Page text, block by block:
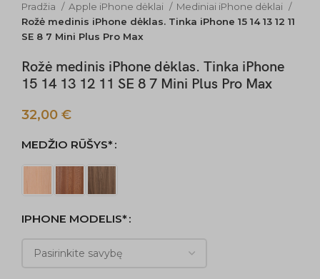
Pradžia Apple iPhone dėklai
Mediniai iPhone dėklai
Rožė medinis iPhone dėklas. Tinka iPhone 15 14 13 12 11
SE 8 7 Mini Plus Pro Max
Rožė medinis iPhone dėklas. Tinka iPhone
15 14 13 12 11 SE 8 7 Mini Plus Pro Max
32,00 €
MEDŽIO RŪŠYS*
IPHONE MODELIS*